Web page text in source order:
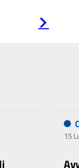
successiva
15